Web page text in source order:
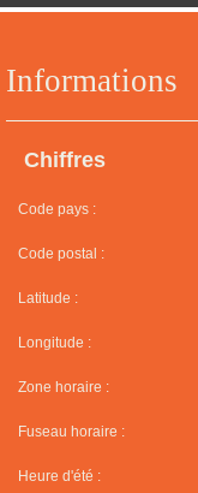
Informations
Chiffres
Code pays :
Code postal :
Latitude :
Longitude :
Zone horaire :
Fuseau horaire :
Heure d'été :